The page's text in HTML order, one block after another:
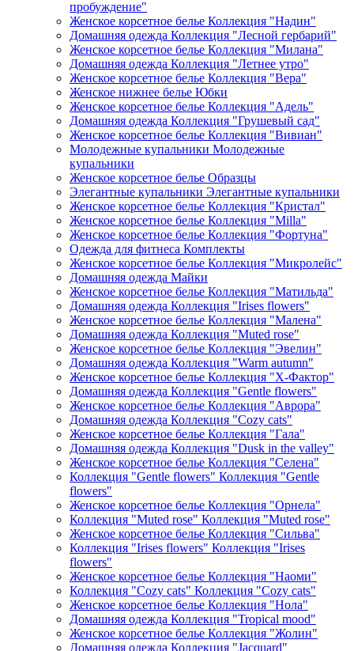
пробуждение"
Женское корсетное белье Коллекция "Надин"
Домашняя одежда Коллекция "Лесной гербарий"
Женское корсетное белье Коллекция "Милана"
Домашняя одежда Коллекция "Летнее утро"
Женское корсетное белье Коллекция "Вера"
Женское нижнее белье Юбки
Женское корсетное белье Коллекция "Адель"
Домашняя одежда Коллекция "Грушевый сад"
Женское корсетное белье Коллекция "Вивиан"
Молодежные купальники Молодежные
купальники
Женское корсетное белье Образцы
Элегантные купальники Элегантные купальники
Женское корсетное белье Коллекция "Кристал"
Женское корсетное белье Коллекция "Milla"
Женское корсетное белье Коллекция "Фортуна"
Одежда для фитнеса Комплекты
Женское корсетное белье Коллекция "Микролейс"
Домашняя одежда Майки
Женское корсетное белье Коллекция "Матильда"
Домашняя одежда Коллекция "Irises flowers"
Женское корсетное белье Коллекция "Малена"
Домашняя одежда Коллекция "Muted rose"
Женское корсетное белье Коллекция "Эвелин"
Домашняя одежда Коллекция "Warm autumn"
Женское корсетное белье Коллекция "Х-Фактор"
Домашняя одежда Коллекция "Gentle flowers"
Женское корсетное белье Коллекция "Аврора"
Домашняя одежда Коллекция "Cozy cats"
Женское корсетное белье Коллекция "Гала"
Домашняя одежда Коллекция "Dusk in the valley"
Женское корсетное белье Коллекция "Селена"
Коллекция "Gentle flowers" Коллекция "Gentle
flowers"
Женское корсетное белье Коллекция "Орнела"
Коллекция "Muted rose" Коллекция "Muted rose"
Женское корсетное белье Коллекция "Сильва"
Коллекция "Irises flowers" Коллекция "Irises
flowers"
Женское корсетное белье Коллекция "Наоми"
Коллекция "Cozy cats" Коллекция "Cozy cats"
Женское корсетное белье Коллекция "Нола"
Домашняя одежда Коллекция "Tropical mood"
Женское корсетное белье Коллекция "Жолин"
Домашняя одежда Коллекция "Jacquard"